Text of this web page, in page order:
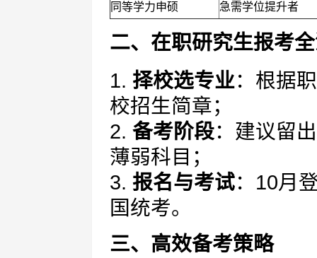
同等学力申硕
急需学位提升者
二、在职研究生报考
1. 择校选专业：根据
校招生简章；
2. 备考阶段：建议留
薄弱科目；
3. 报名与考试：10月
国统考。
三、高效备考策略